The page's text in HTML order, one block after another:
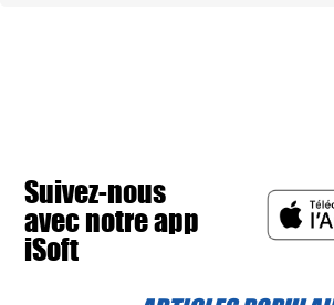
Suivez-nous
avec notre app
iSoft